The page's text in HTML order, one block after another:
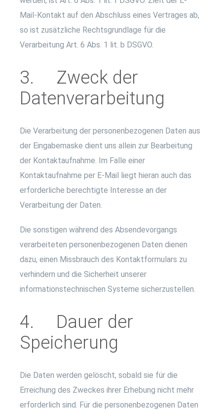
Mail-Kontakt auf den Abschluss eines Vertrages ab,
so ist zusätzliche Rechtsgrundlage für die
Verarbeitung Art. 6 Abs. 1 lit. b DSGVO.
3. Zweck der
Datenverarbeitung
Die Verarbeitung der personenbezogenen Daten aus
der Eingabemaske dient uns allein zur Bearbeitung
der Kontaktaufnahme. Im Falle einer
Kontaktaufnahme per E-Mail liegt hieran auch das
erforderliche berechtigte Interesse an der
Verarbeitung der Daten.
Die sonstigen während des Absendevorgangs
verarbeiteten personenbezogenen Daten dienen
dazu, einen Missbrauch des Kontaktformulars zu
verhindern und die Sicherheit unserer
informationstechnischen Systeme sicherzustellen.
4. Dauer der
Speicherung
Die Daten werden gelöscht, sobald sie für die
Erreichung des Zweckes ihrer Erhebung nicht mehr
erforderlich sind. Für die personenbezogenen Daten